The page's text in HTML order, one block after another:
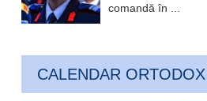
comandă în ...
CALENDAR ORTODOX